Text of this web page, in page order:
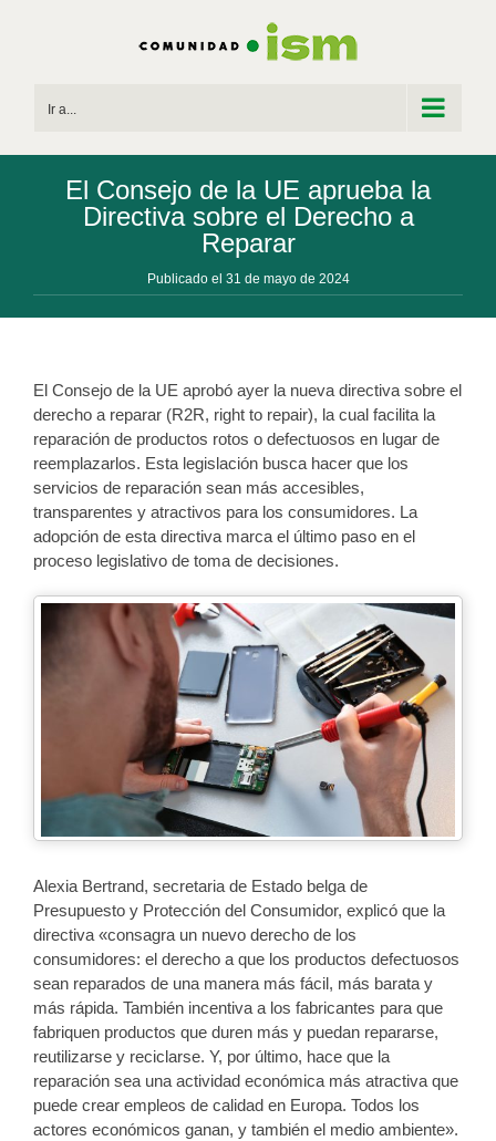
Ir a...
El Consejo de la UE aprueba la
Directiva sobre el Derecho a
Reparar
Publicado el 31 de mayo de 2024
El Consejo de la UE aprobó ayer la nueva directiva sobre el
derecho a reparar (R2R, right to repair), la cual facilita la
reparación de productos rotos o defectuosos en lugar de
reemplazarlos. Esta legislación busca hacer que los
servicios de reparación sean más accesibles,
transparentes y atractivos para los consumidores. La
adopción de esta directiva marca el último paso en el
proceso legislativo de toma de decisiones.
Alexia Bertrand, secretaria de Estado belga de
Presupuesto y Protección del Consumidor, explicó que la
directiva «consagra un nuevo derecho de los
consumidores: el derecho a que los productos defectuosos
sean reparados de una manera más fácil, más barata y
más rápida. También incentiva a los fabricantes para que
fabriquen productos que duren más y puedan repararse,
reutilizarse y reciclarse. Y, por último, hace que la
reparación sea una actividad económica más atractiva que
puede crear empleos de calidad en Europa. Todos los
actores económicos ganan, y también el medio ambiente».